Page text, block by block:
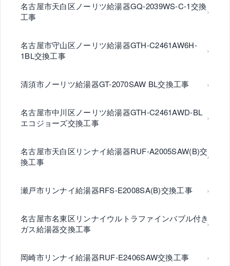
名古屋市天白区ノーリツ給湯器GQ-2039WS-C-1交換
工事
名古屋市守山区ノーリツ給湯器GTH-C2461AW6H-
1BL交換工事
清須市ノーリツ給湯器GT-2070SAW BL交換工事
名古屋市中川区ノーリツ給湯器GTH-C2461AWD-BL
エコジョーズ交換工事
名古屋市天白区リンナイ給湯器RUF-A2005SAW(B)交
換工事
瀬戸市リンナイ給湯器RFS-E2008SA(B)交換工事
名古屋市名東区リンナイウルトラファインバブル付き
ガス給湯器交換工事
岡崎市リンナイ給湯器RUF-E2406SAW交換工事